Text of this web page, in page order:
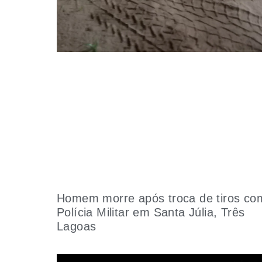
Homem morre após troca de tiros
Polícia Militar em Santa Júlia, Três
Lagoas